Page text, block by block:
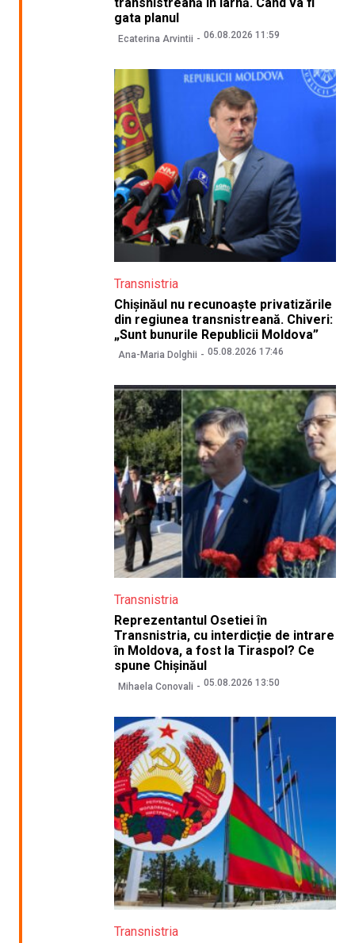
transnistreană în iarnă. Când va fi
gata planul
Ecaterina Arvintii 06.08.2026 11:59
Transnistria
Chișinăul nu recunoaște privatizările
din regiunea transnistreană. Chiveri:
„Sunt bunurile Republicii Moldova”
Ana-Maria Dolghii 05.08.2026 17:46
Transnistria
Reprezentantul Osetiei în
Transnistria, cu interdicție de intrare
în Moldova, a fost la Tiraspol? Ce
spune Chișinăul
Mihaela Conovali 05.08.2026 13:50
Transnistria